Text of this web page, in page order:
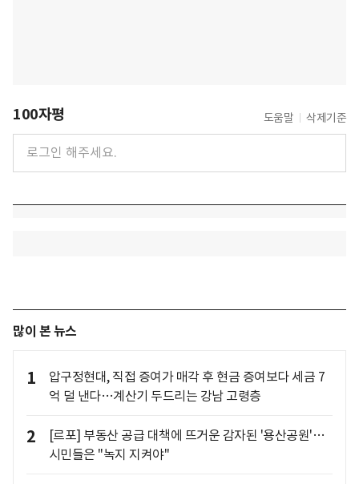
100자평 도움말 삭제기준
많이 본 뉴스
1
압구정현대, 직접 증여가 매각 후 현금 증여보다 세금 7
억 덜 낸다…계산기 두드리는 강남 고령층
2
[르포] 부동산 공급 대책에 뜨거운 감자된 '용산공원'…
시민들은 "녹지 지켜야"